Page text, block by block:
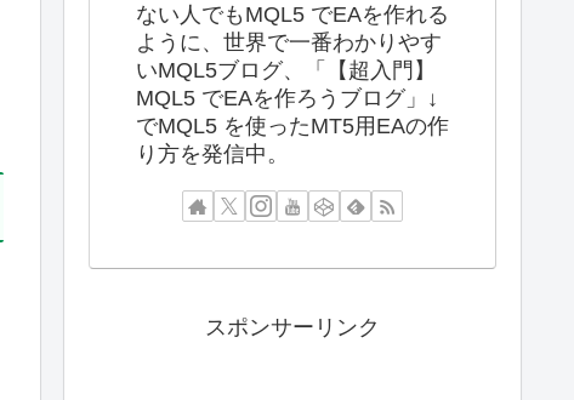
ない人でもMQL5 でEAを作れる
ように、世界で一番わかりやす
いMQL5ブログ、「【超入門】
MQL5 でEAを作ろうブログ」↓
でMQL5 を使ったMT5用EAの作
り方を発信中。
スポンサーリンク